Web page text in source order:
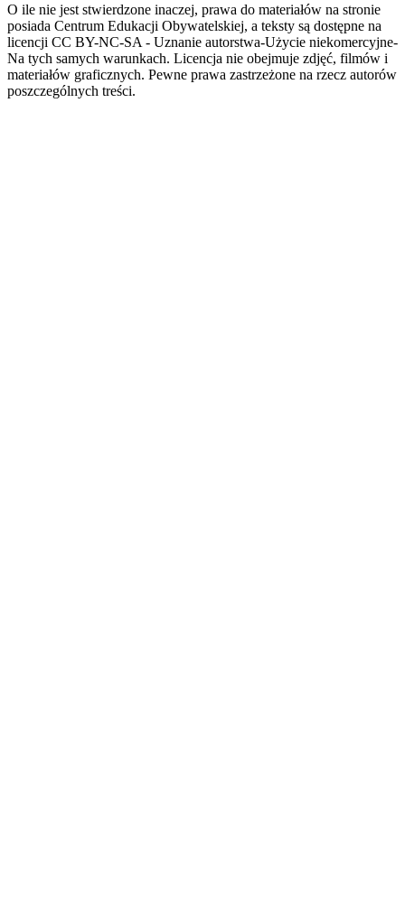
O ile nie jest stwierdzone inaczej, prawa do materiałów na stronie
posiada Centrum Edukacji Obywatelskiej, a teksty są dostępne na
licencji CC BY-NC-SA - Uznanie autorstwa-Użycie niekomercyjne-
Na tych samych warunkach. Licencja nie obejmuje zdjęć, filmów i
materiałów graficznych. Pewne prawa zastrzeżone na rzecz autorów
poszczególnych treści.